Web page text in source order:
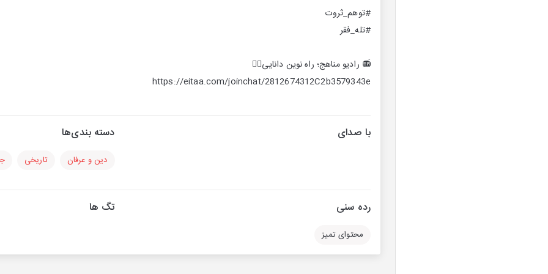
#توهم_ثروت
#تله_فقر
📻 رادیو مناهج؛ راه نوین دانایی👇🏻
https://eitaa.com/joinchat/2812674312C2b3579343e
با صدای دسته بندی‌ها
دین و عرفان تاریخی
رده سنی
محتوای تمیز
تگ ها